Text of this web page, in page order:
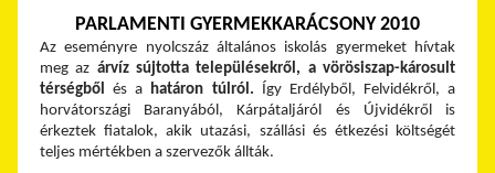
PARLAMENTI GYERMEKKARÁCSONY 2010
Az eseményre nyolcszáz általános iskolás gyermeket hívtak
meg az árvíz sújtotta településekről, a vörösiszap-károsult
térségből és a határon túlról. Így Erdélyből, Felvidékről, a
horvátországi Baranyából, Kárpátaljáról és Újvidékről is
érkeztek fiatalok, akik utazási, szállási és étkezési költségét
teljes mértékben a szervezők állták.